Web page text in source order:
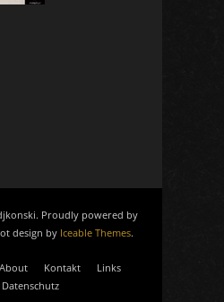
Proudly powered by
design by Iceable Themes.
About Kontakt
Links
Datenschutz